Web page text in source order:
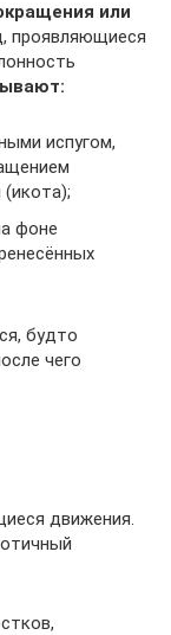
или
проявляющиеся
испугом,
(икота);
фоне
будто
чего
движения.